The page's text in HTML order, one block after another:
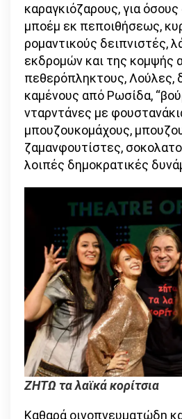
καραγκιόζαρους, για
μποέμ εκ πεποιθήσεως,
ρομαντικούς δειπνιστές,
εκδρομών και της κομψής
πεθερόπληκτους, Λούλες,
καμένους από Ρωσίδα,
νταρντάνες με
μπουζουκομάχους,
ζαμανφουτίστες,
λοιπές δημοκρατικές
ΖΗΤΩ τα λαϊκά κορίτσια
Καθαρά οινοπνευματώδη